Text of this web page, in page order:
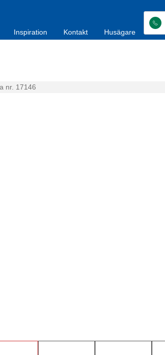
Inspiration Kontakt Husägare
nr. 17146